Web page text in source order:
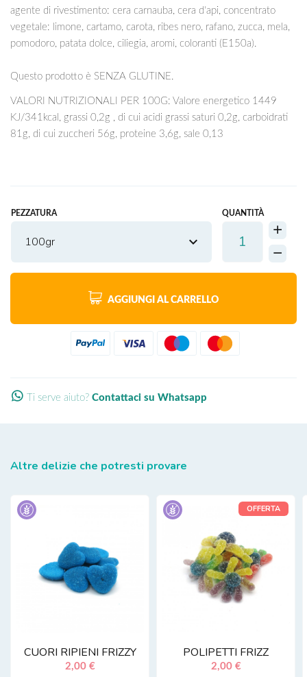
agente di rivestimento: cera carnauba, cera d'api, concentrato
vegetale: limone, cartamo, carota, ribes nero, rafano, zucca, mela,
pomodoro, patata dolce, ciliegia, aromi, coloranti (E150a).
Questo prodotto è SENZA GLUTINE.
VALORI NUTRIZIONALI PER 100G: Valore energetico 1449
KJ/341kcal, grassi 0,2g , di cui acidi grassi saturi 0,2g, carboidrati
81g, di cui zuccheri 56g, proteine 3,6g, sale 0,13
PEZZATURA
100gr
QUANTITÀ
AGGIUNGI AL CARRELLO
Ti serve aiuto? Contattaci su Whatsapp
Altre delizie che potresti provare
CUORI RIPIENI FRIZZY
2,00 €
POLIPETTI FRIZZ
2,00 €
OFFERTA